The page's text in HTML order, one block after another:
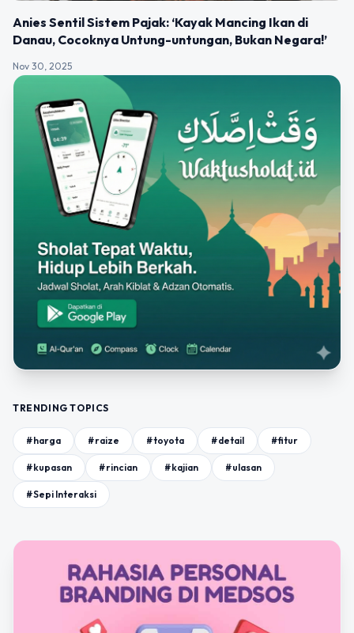
Anies Sentil Sistem Pajak: ‘Kayak Mancing Ikan di
Danau, Cocoknya Untung-untungan, Bukan Negara!’
Nov 30, 2025
TRENDING TOPICS
#harga #raize #toyota #detail #fitur
#kupasan #rincian #kajian #ulasan
#Sepi Interaksi